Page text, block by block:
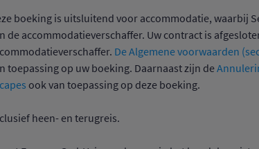
boeking is uitsluitend voor accommodatie, waarbij
de accommodatieverschaffer. Uw contract is
De Algemene voorwaarden
toepassing op uw boeking. Daarnaast zijn de
ook van toepassing op deze boeking.
heen- en terugreis.